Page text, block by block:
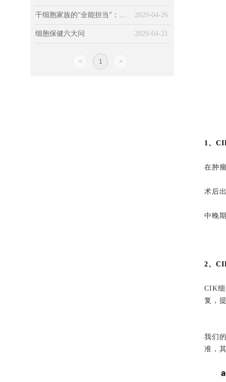
1、
在肿
术后
中晚
2、
CIK
复，
我们
准，
2020-04-26
干细胞家族的“全能担当”：间充质干细胞（MSC）
2020-04-21
细胞保健六大问
< 1 >